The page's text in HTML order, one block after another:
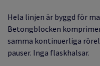
Hela linjen är byggd för
Betongblocken
samma kontinuerliga
pauser. Inga flaskhalsar.